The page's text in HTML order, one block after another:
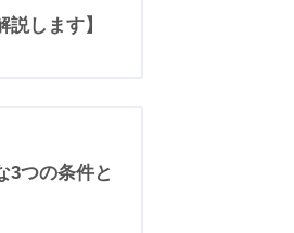
します】
3つの条件と